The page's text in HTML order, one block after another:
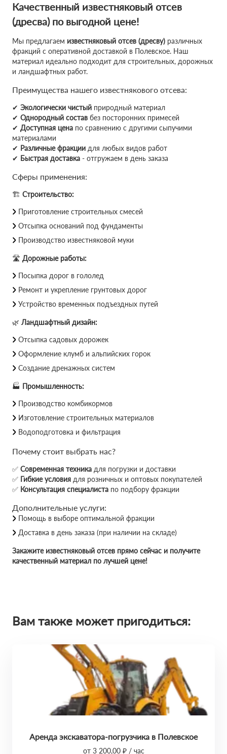
Качественный известняковый отсев
(дресва) по выгодной цене!
Мы предлагаем известняковый отсев (дресву) различных
фракций с оперативной доставкой в Полевское. Наш
материал идеально подходит для строительных, дорожных
и ландшафтных работ.
Преимущества нашего известнякового отсева:
✔ Экологически чистый природный материал
✔ Однородный состав без посторонних примесей
✔ Доступная цена по сравнению с другими сыпучими
материалами
✔ Различные фракции для любых видов работ
✔ Быстрая доставка - отгружаем в день заказа
Сферы применения:
🏗 Строительство:
Приготовление строительных смесей
Отсыпка оснований под фундаменты
Производство известняковой муки
🛣 Дорожные работы:
Посыпка дорог в гололед
Ремонт и укрепление грунтовых дорог
Устройство временных подъездных путей
🌿 Ландшафтный дизайн:
Отсыпка садовых дорожек
Оформление клумб и альпийских горок
Создание дренажных систем
🏭 Промышленность:
Производство комбикормов
Изготовление строительных материалов
Водоподготовка и фильтрация
Почему стоит выбрать нас?
✅ Современная техника для погрузки и доставки
✅ Гибкие условия для розничных и оптовых покупателей
✅ Консультация специалиста по подбору фракции
Дополнительные услуги:
Помощь в выборе оптимальной фракции
Доставка в день заказа (при наличии на складе)
Закажите известняковый отсев прямо сейчас и получите
качественный материал по лучшей цене!
Вам также может пригодиться:
Аренда экскаватора-погрузчика в Полевское
от 3 200,00 ₽ / час